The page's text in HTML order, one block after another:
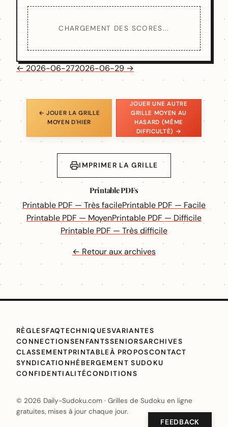
CHARGEMENT DES SCORES...
← 2026-06-272026-06-29 →
← JOUER LA GRILLE
MOYEN D'HIER
JOUER UNE AUTRE
GRILLE MOYEN AU
HASARD (MÊME
DIFFICULTÉ) →
IMPRIMER LA GRILLE
Printable PDFs
Printable PDF — Très facilePrintable PDF — Facile
Printable PDF — MoyenPrintable PDF — Difficile
Printable PDF — Très difficile
← Retour aux archives
RÈGLESFAQTECHNIQUESVARIANTES
CONNECTIONSENFANTSSENIORSARCHIVES
CLASSEMENTPRINTABLEÀ PROPOSCONTACT
SYNDICATIONHÉBERGEMENT SUDOKU
CONFIDENTIALITÉCONDITIONS
© 2026 Daily-Sudoku.com · Grilles de Sudoku en ligne
gratuites, mises à jour chaque jour.
FEEDBACK